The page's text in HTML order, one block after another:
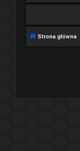
Strona główna